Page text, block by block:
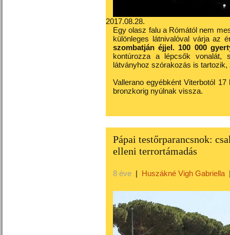
2017.08.28.
Egy olasz falu a Rómától nem
különleges látnivalóval várja az
szombatján éjjel. 100 000
kontúrozza a lépcsők vonalát,
látványhoz szórakozás is
Vallerano egyébként Viterbotól
bronzkorig nyúlnak vissza.
Pápai testőrparancsnok:
elleni terrortámadás
8 éve | Huszákné Vigh Gabriella